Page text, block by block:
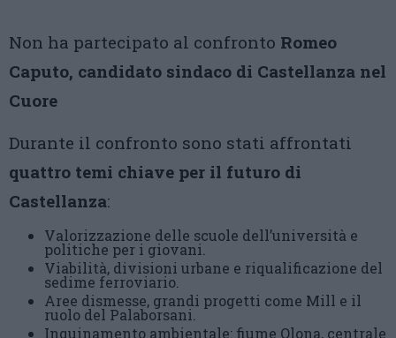
Non ha partecipato al confronto Romeo
Caputo, candidato sindaco di Castellanza nel
Cuore
Durante il confronto sono stati affrontati
quattro temi chiave per il futuro di
Castellanza:
Valorizzazione delle scuole dell’università e
politiche per i giovani.
Viabilità, divisioni urbane e riqualificazione del
sedime ferroviario.
Aree dismesse, grandi progetti come Mill e il
ruolo del Palaborsani.
Inquinamento ambientale: fiume Olona, centrale